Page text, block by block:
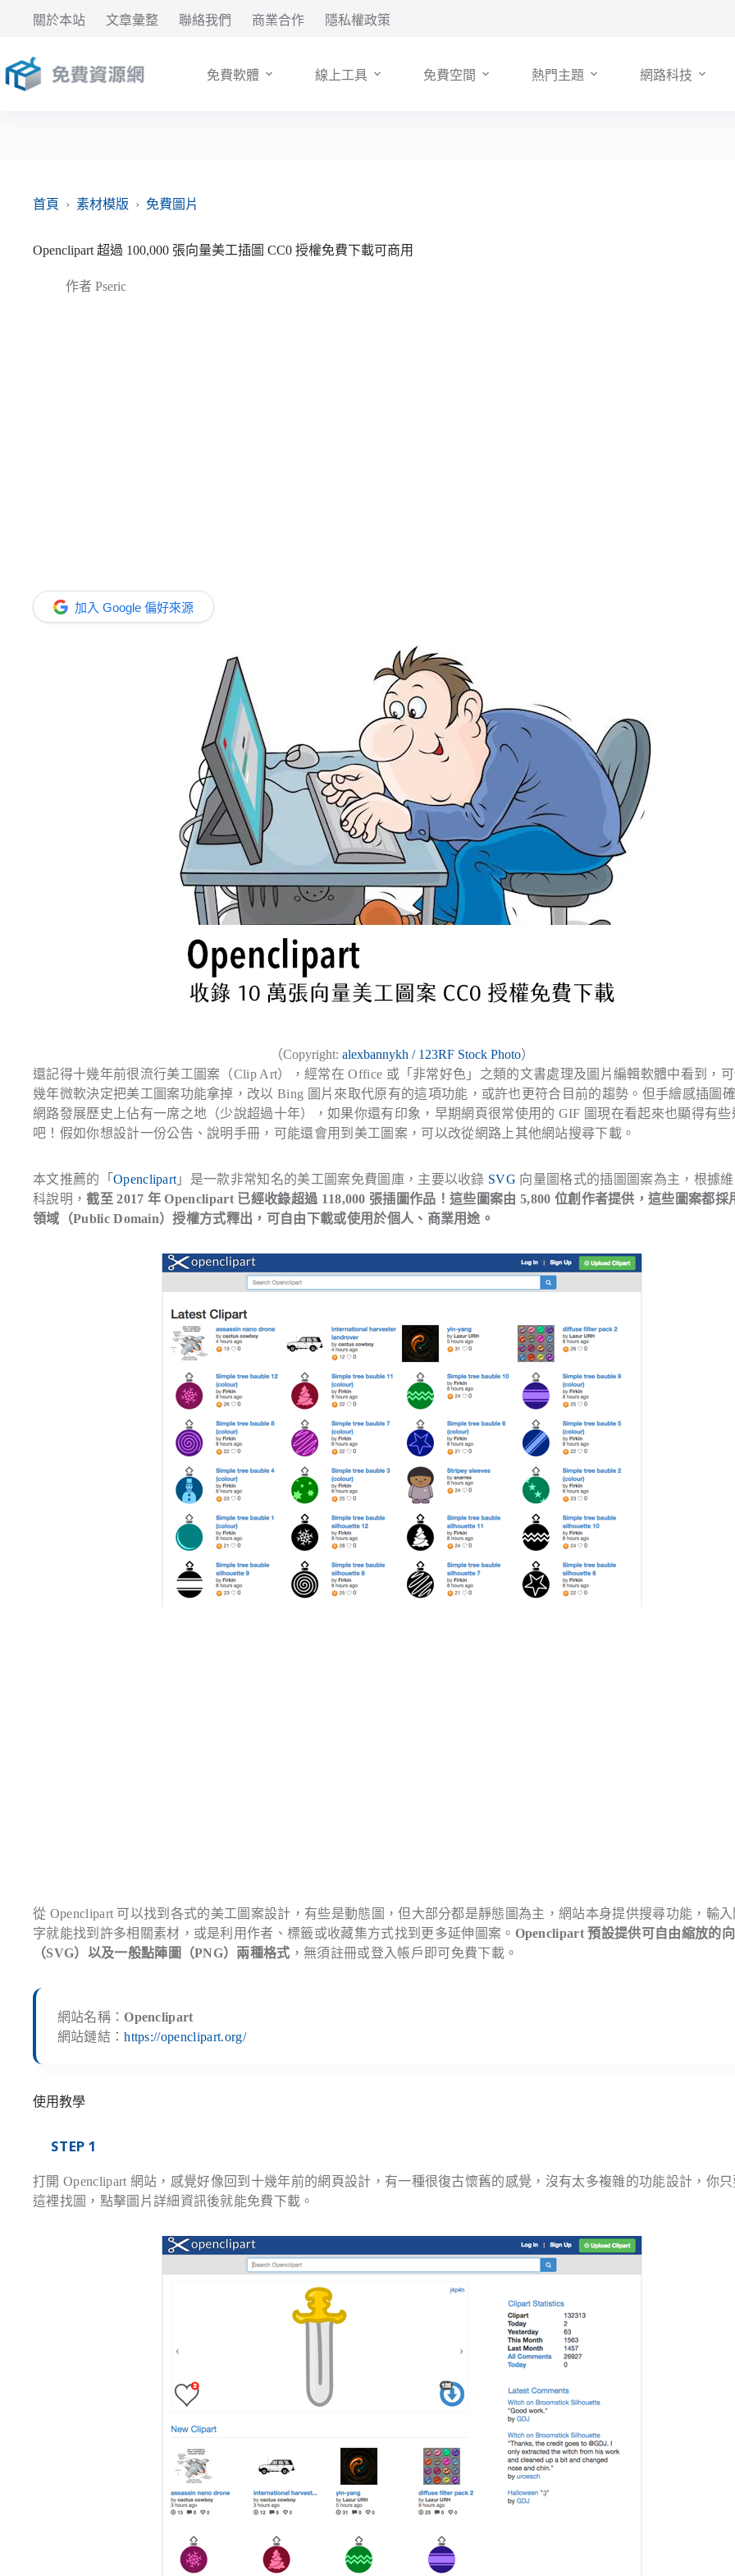
要
內
關於本站 文章彙整 聯絡我們 商業合作 隱私權政策
免費軟體 線上工具 免費空間 熱門主題 網路科技
首頁 › 素材模版 › 免費圖片
Openclipart 超過 100,000 張向量美工插圖 CC0 授權免費下載可商用
作者 Pseric
加入 Google 偏好來源
（Copyright: alexbannykh / 123RF Stock Photo）
還記得十幾年前很流行美工圖案（Clip Art），經常在 Office 或「非常好色」之類的文書處理及圖片編輯軟體中看到，
幾年微軟決定把美工圖案功能拿掉，改以 Bing 圖片來取代原有的這項功能，或許也更符合目前的趨勢。但手繪感插圖
網路發展歷史上佔有一席之地（少說超過十年），如果你還有印象，早期網頁很常使用的 GIF 圖現在看起來也顯得有些
吧！假如你想設計一份公告、說明手冊，可能還會用到美工圖案，可以改從網路上其他網站搜尋下載。
本文推薦的「 Openclipart 」是一款非常知名的美工圖案免費圖庫，主要以收錄 SVG 向量圖格式的插圖圖案為主，根據
科說明，截至 2017 年 Openclipart 已經收錄超過 118,000 張插圖作品！這些圖案由 5,800 位創作者提供，這些圖案都採
領域（Public Domain）授權方式釋出，可自由下載或使用於個人、商業用途。
從 Openclipart 可以找到各式的美工圖案設計，有些是動態圖，但大部分都是靜態圖為主，網站本身提供搜尋功能，輸
字就能找到許多相關素材，或是利用作者、標籤或收藏集方式找到更多延伸圖案。 Openclipart 預設提供可自由縮放的
（SVG）以及一般點陣圖（PNG）兩種格式 ，無須註冊或登入帳戶即可免費下載。
網站名稱：Openclipart
網站鏈結：https://openclipart.org/
使用教學
STEP 1
打開 Openclipart 網站，感覺好像回到十幾年前的網頁設計，有一種很復古懷舊的感覺，沒有太多複雜的功能設計，你
這裡找圖，點擊圖片詳細資訊後就能免費下載。